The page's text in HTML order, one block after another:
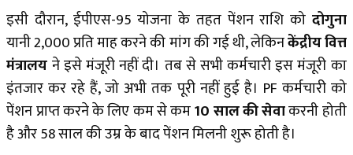
इसी दौरान, ईपीएस-95 योजना के तहत पेंशन राशि को दोगुना
यानी ₹2,000 प्रति माह करने की मांग की गई थी, लेकिनकेंद्रीय वित्त
मंत्रालयने इसे मंजूरी नहीं दी। तब से सभी कर्मचारी इस मंजूरी का
इंतजार कर रहे हैं, जो अभी तक पूरी नहीं हुई है। PF कर्मचारी को
पेंशन प्राप्त करने के लिए कम से कम10 साल की सेवाकरनी होती
है और 58 साल की उम्र के बाद पेंशन मिलनी शुरू होती है।